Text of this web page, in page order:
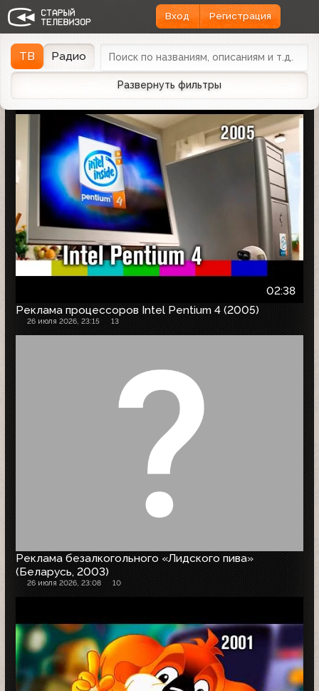
Вход Регистрация
ТВ Радио
Развернуть фильтры
Найдено 1166 записей Дата эфираДата заливки
02:38
Реклама процессоров Intel Pentium 4 (2005)
26 июля 2026, 23:15 13
Реклама безалкогольного «Лидского пива»
(Беларусь, 2003)
26 июля 2026, 23:08 10